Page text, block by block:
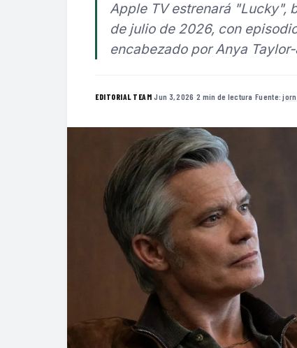
Apple TV estrenará "Lucky",
de julio de 2026, con
encabezado por Anya
EDITORIAL TEAM·Jun 3, 2026 ·2 min de lectura ·Fuente: